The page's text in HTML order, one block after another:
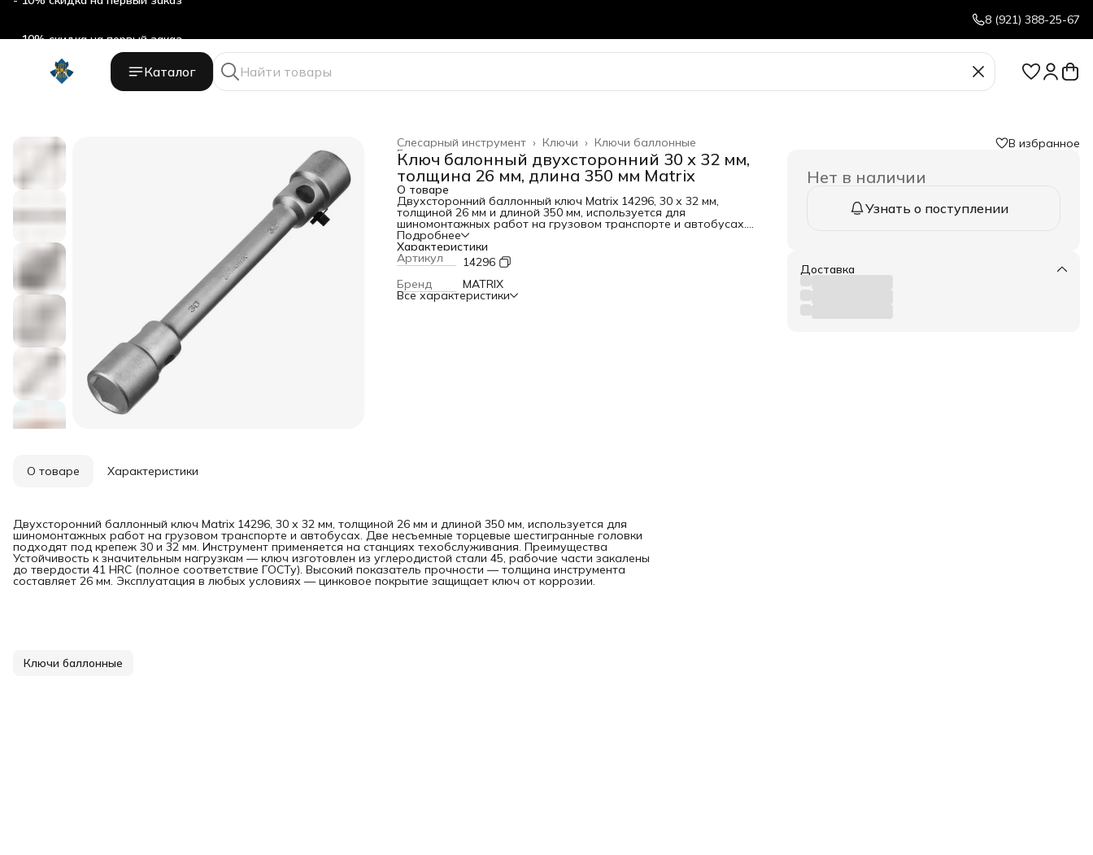
8 (921) 388-25-67
Каталог
Ключи баллонные
Ключи ›
Слесарный инструмент ›
Главная ›
Ключ балонный двухсторонний 30 х 32 мм,
толщина 26 мм, длина 350 мм Matrix
О товаре
Двухсторонний баллонный ключ Matrix 14296, 30 х 32 мм,
толщиной 26 мм и длиной 350 мм, используется для
шиномонтажных работ на грузовом транспорте и автобусах.
Две несъемные торцевые шестигранные головки подходят
под крепеж 30 и 32 мм. Инструмент применяется на станциях
техобслуживания. Преимущества Устойчивость к
значительным нагрузкам — ключ изготовлен из углеродистой
стали 45, рабочие части закалены до твердости 41 HRC
(полное соответствие ГОСТу). Высокий показатель прочности
— толщина инструмента составляет 26 мм. Эксплуатация в
Подробнее
Характеристики
Артикул
14296
Бренд
MATRIX
Все характеристики
В избранное
Нет в наличии
Узнать о поступлении
Доставка
О товаре Характеристики
Двухсторонний баллонный ключ Matrix 14296, 30 х 32 мм, толщиной 26 мм и длиной 350 мм, используется для
шиномонтажных работ на грузовом транспорте и автобусах. Две несъемные торцевые шестигранные головки
подходят под крепеж 30 и 32 мм. Инструмент применяется на станциях техобслуживания. Преимущества
Устойчивость к значительным нагрузкам — ключ изготовлен из углеродистой стали 45, рабочие части закалены
до твердости 41 HRC (полное соответствие ГОСТу). Высокий показатель прочности — толщина инструмента
составляет 26 мм. Эксплуатация в любых условиях — цинковое покрытие защищает ключ от коррозии.
Ключи баллонные